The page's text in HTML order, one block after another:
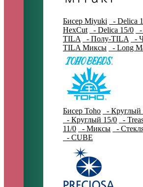
Бисер Miyuki - Delica
HexCut
- Delica 15/0
TILA
- Полу-TILA -
TILA Миксы
- Long
Бисер Toho - Круглый
- Круглый 15/0
-
11/0
- Миксы
-
- CUBE